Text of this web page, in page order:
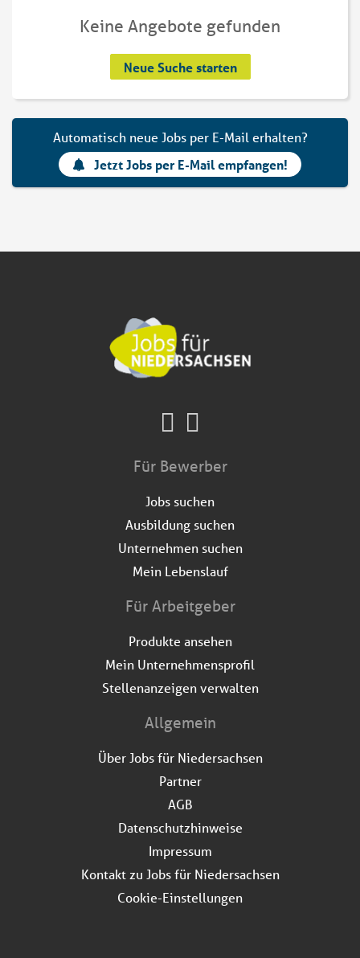
Keine Angebote gefunden
Neue Suche starten
Automatisch neue Jobs per E-Mail erhalten?
Jetzt Jobs per E-Mail empfangen!
Für Bewerber
Jobs suchen
Ausbildung suchen
Unternehmen suchen
Mein Lebenslauf
Für Arbeitgeber
Produkte ansehen
Mein Unternehmensprofil
Stellenanzeigen verwalten
Allgemein
Über Jobs für Niedersachsen
Partner
AGB
Datenschutzhinweise
Impressum
Kontakt zu Jobs für Niedersachsen
Cookie-Einstellungen